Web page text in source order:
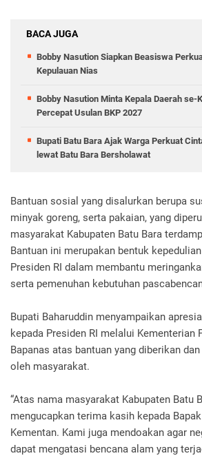
BACA JUGA
Bobby Nasution Siapkan Beasiswa
Kepulauan Nias
Bobby Nasution Minta Kepala Daerah se-
Percepat Usulan BKP 2027
Bupati Batu Bara Ajak Warga Perkuat
lewat Batu Bara Bersholawat
Bantuan sosial yang disalurkan berupa
minyak goreng, serta pakaian, yang
masyarakat Kabupaten Batu Bara
Bantuan ini merupakan bentuk
Presiden RI dalam membantu
serta pemenuhan kebutuhan
Bupati Baharuddin menyampaikan
kepada Presiden RI melalui Kementerian
Bapanas atas bantuan yang diberikan
oleh masyarakat.
“Atas nama masyarakat Kabupaten Batu
mengucapkan terima kasih kepada
Kementan. Kami juga mendoakan agar
dapat mengatasi bencana alam yang